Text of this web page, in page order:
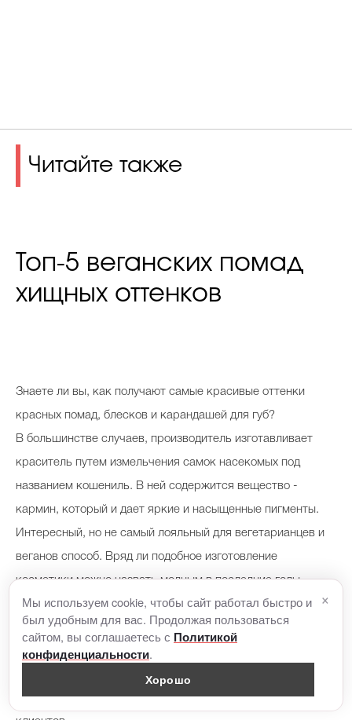
Читайте также
Топ-5 веганских помад
хищных оттенков
Знаете ли вы, как получают самые красивые оттенки
красных помад, блесков и карандашей для губ?
В большинстве случаев, производитель изготавливает
краситель путем измельчения самок насекомых под
названием кошениль. В ней содержится вещество -
кармин, который и дает яркие и насыщенные пигменты.
Интересный, но не самый лояльный для вегетарианцев и
веганов способ. Вряд ли подобное изготовление
косметики можно назвать модным в последние годы
термином «cruelty-free». К счастью, в последние годы
спрос на бьюти-средства с растительным составом
и отсутствием тестов на животных бьет все рекорды. И
многие бренды не отстают от прогресса и ищут новые
решения, чтобы удовлетворить потребности своих
Мы используем cookie, чтобы сайт работал быстро и
был удобным для вас. Продолжая пользоваться
сайтом, вы соглашаетесь с Политикой
конфиденциальности.
Хорошо
×